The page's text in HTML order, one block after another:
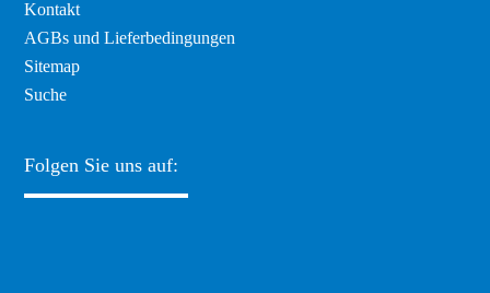
Kontakt
AGBs und Lieferbedingungen
Sitemap
Suche
Folgen Sie uns auf: